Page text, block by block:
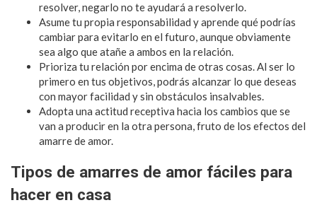
resolver, negarlo no te ayudará a resolverlo.
Asume tu propia responsabilidad y aprende qué podrías
cambiar para evitarlo en el futuro, aunque obviamente
sea algo que atañe a ambos en la relación.
Prioriza tu relación por encima de otras cosas. Al ser lo
primero en tus objetivos, podrás alcanzar lo que deseas
con mayor facilidad y sin obstáculos insalvables.
Adopta una actitud receptiva hacia los cambios que se
van a producir en la otra persona, fruto de los efectos del
amarre de amor.
Tipos de amarres de amor fáciles para
hacer en casa